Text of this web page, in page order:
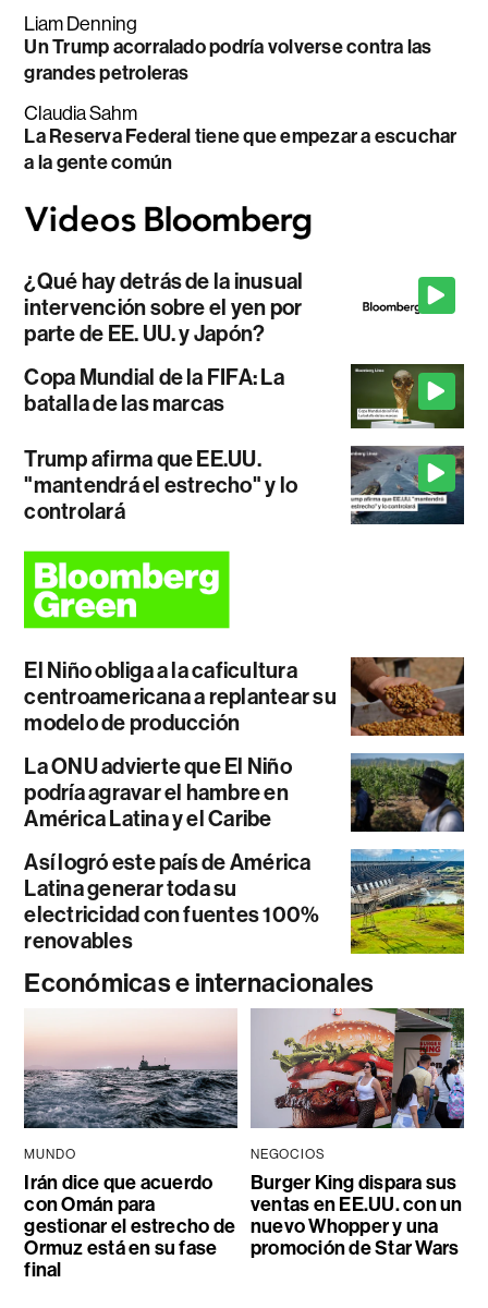
Liam Denning
Un Trump acorralado podría volverse contra las
grandes petroleras
Claudia Sahm
La Reserva Federal tiene que empezar a escuchar
a la gente común
¿Qué hay detrás de la inusual
intervención sobre el yen por
parte de EE. UU. y Japón?
Copa Mundial de la FIFA: La
batalla de las marcas
Trump afirma que EE.UU.
"mantendrá el estrecho" y lo
controlará
El Niño obliga a la caficultura
centroamericana a replantear su
modelo de producción
La ONU advierte que El Niño
podría agravar el hambre en
América Latina y el Caribe
Así logró este país de América
Latina generar toda su
electricidad con fuentes 100%
renovables
Económicas e internacionales
MUNDO
Irán dice que acuerdo
con Omán para
gestionar el estrecho de
Ormuz está en su fase
final
NEGOCIOS
Burger King dispara sus
ventas en EE.UU. con un
nuevo Whopper y una
promoción de Star Wars